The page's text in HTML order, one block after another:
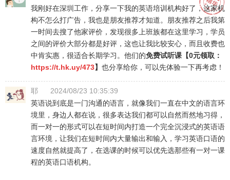
我刚好在深圳工作，分享一下我的英语培训机构好了，这家机
构不怎么打广告，我也是朋友推荐才知道。朋友推荐之后我第
一时间去搜了他家评价，发现很多上班族都在这里学习，学员
之间的评价大部分都是好评，这也让我比较安心，而且收费也
中肯实惠，很适合长期学习。他们的免费试听课【0元领取：
https://t.hk.uy/473】 也分享给你，可以先体验一下再考虑！
耶
2024/08/23 10:35:39
英语说到底是一门沟通的语言，就像我们一直在中文的语言环
境里，身边人都在说，很多表达我们都可以自然而然地习得，
而一对一的形式可以在短时间内打造一个完全沉浸式的英语语
言环境，让我们在短时间内大量输出和输入，学习英语口语的
速度自然就提高了，在选课的时候可以优先选那些有一对一课
程的英语口语机构。